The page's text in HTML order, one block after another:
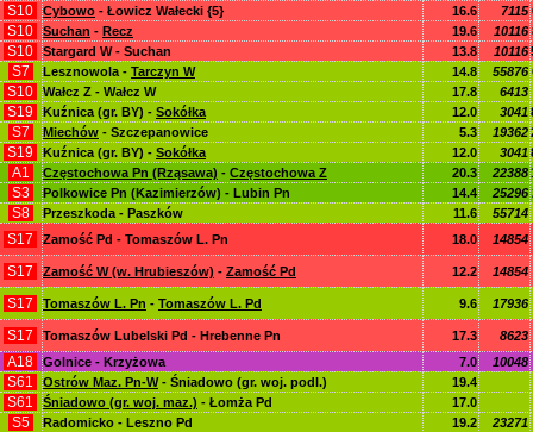
S10 Cybowo - Łowicz Wałecki {5} 16.6 7115
S10 Suchan - Recz 19.6 10116
S10 Stargard W - Suchan 13.8 10116
S7 Lesznowola - Tarczyn W 14.8 55876
S10 Wałcz Z - Wałcz W 17.8 6413
S19 Kuźnica (gr. BY) - Sokółka 12.0 3041
S7 Miechów - Szczepanowice 5.3 19362
S19 Kuźnica (gr. BY) - Sokółka 12.0 3041
A1 Częstochowa Pn (Rząsawa) - Częstochowa Z 20.3 22388
S3 Polkowice Pn (Kazimierzów) - Lubin Pn 14.4 25296
S8 Przeszkoda - Paszków 11.6 55714
S17 Zamość Pd - Tomaszów L. Pn 18.0 14854
S17 Zamość W (w. Hrubieszów) - Zamość Pd 12.2 14854
S17 Tomaszów L. Pn - Tomaszów L. Pd 9.6 17936
S17 Tomaszów Lubelski Pd - Hrebenne Pn 17.3 8623
A18 Golnice - Krzyżowa 7.0 10048
S61 Ostrów Maz. Pn-W- Śniadowo (gr. woj. podl.) 19.4
S61 Śniadowo (gr. woj. maz.) - Łomża Pd 17.0
S5 Radomicko - Leszno Pd 19.2 23271